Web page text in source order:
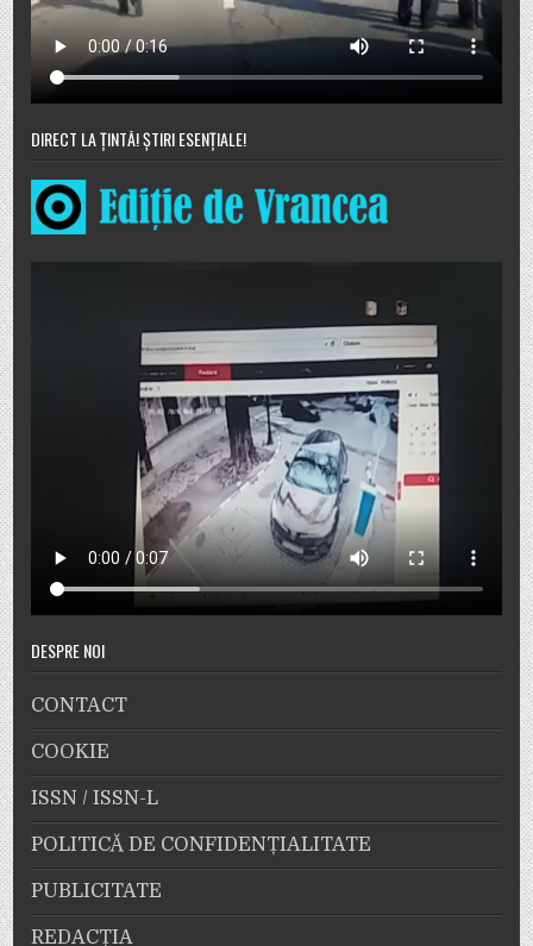
DIRECT LA ȚINTĂ! ȘTIRI ESENȚIALE!
DESPRE NOI
CONTACT
COOKIE
ISSN / ISSN-L
POLITICĂ DE CONFIDENȚIALITATE
PUBLICITATE
REDACȚIA